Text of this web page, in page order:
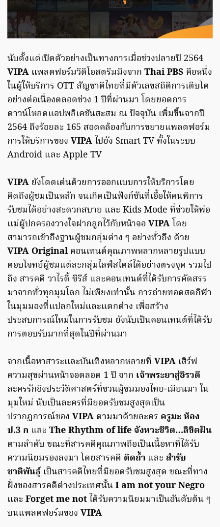
นับตั้งแต่เปิดตัวอย่างเป็นทางการเมื่อช่วงปลายปี 2564
VIPA แพลตฟอร์มวิดีโอสตรีมมิงจาก Thai PBS คือหนึ่ง
ในผู้ให้บริการ OTT สัญชาติไทยที่มีตัวเลขสถิติการเติบโต
อย่างต่อเนื่องตลอดช่วง 1 ปีที่ผ่านมา โดยยอดการ
ดาวน์โหลดแอปพลิเคชันสะสม ณ ปัจจุบัน เพิ่มขึ้นจากปี
2564 ถึงร้อยละ 165 สอดคล้องกับการขยายแพลตฟอร์ม
การให้บริการของ VIPA ไปยัง Smart TV ทั้งในระบบ
Android และ Apple TV
VIPA ยังโดดเด่นด้วยการออกแบบการให้บริการโดย
คิดถึงผู้ชมเป็นหลัก จนเกิดเป็นฟังก์ชันที่เอื้อให้คนพิการ
รับชมได้อย่างสะดวกสบาย และ Kids Mode ที่ช่วยให้พ่อ
แม่ผู้ปกครองวางใจฝากลูกไว้กับหน้าจอ VIPA โดย
สามารถเข้าถึงฐานผู้ชมกลุ่มต่าง ๆ อย่างทั่วถึง ด้วย
VIPA Original คอนเทนต์คุณภาพหลากหลายรูปแบบ
ตอบโจทย์ผู้ชมแต่ละกลุ่มไลฟ์สไตล์ได้อย่างตรงจุด รวมไป
ถึง สารคดี วาไรตี้ ซีรีส์ และคอนเทนต์ที่ได้รับการคัดสรร
มาจากทั่วทุกมุมโลก ไม่เพียงเท่านั้น การถ่ายทอดสดกีฬา
ในมุมมองที่แปลกใหม่และแตกต่าง เพื่อสร้าง
ประสบการณ์ใหม่ในการรับชม ยังนับเป็นคอนเทนต์ที่ได้รับ
การตอบรับมากที่สุดในปีที่ผ่านมา
จากเนื้อหาสาระและบันเทิงหลากหลายที่ VIPA เสิร์ฟ
ความสุขผ่านหน้าจอตลอด 1 ปี จาก เจ้าพระยาสู่อิรวดี
ละครรักอิงประวัติศาสตร์ที่ชวนผู้ชมมองไทย-เมียนมา ใน
มุมใหม่ นับเป็นละครที่มียอดรับชมสูงสุดเป็น
ปรากฏการณ์ของ VIPA ตามมาด้วยละคร ครูมะ ห้อง
ป.3 ก และ The Rhythm of life จังหวะชีวิต…ลิขิตฝัน
ตามลำดับ ขณะที่สารคดีคุณภาพถือเป็นเนื้อหาที่ได้รับ
ความนิยมรองลงมา โดยสารคดี ติดถ้ำ และ สำรับ
ชาติพันธุ์ เป็นสารคดีไทยที่มียอดรับชมสูงสุด ขณะที่ทาง
ฝั่งของสารคดีต่างประเทศนั้นI am not your Negro
และ Forget me not ได้รับความนิยมมาเป็นอันดับต้น ๆ
บนแพลตฟอร์มของ VIPA